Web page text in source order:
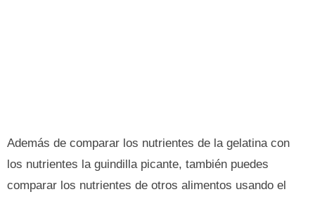
Además de comparar los nutrientes de la gelatina con
los nutrientes la guindilla picante, también puedes
comparar los nutrientes de otros alimentos usando el